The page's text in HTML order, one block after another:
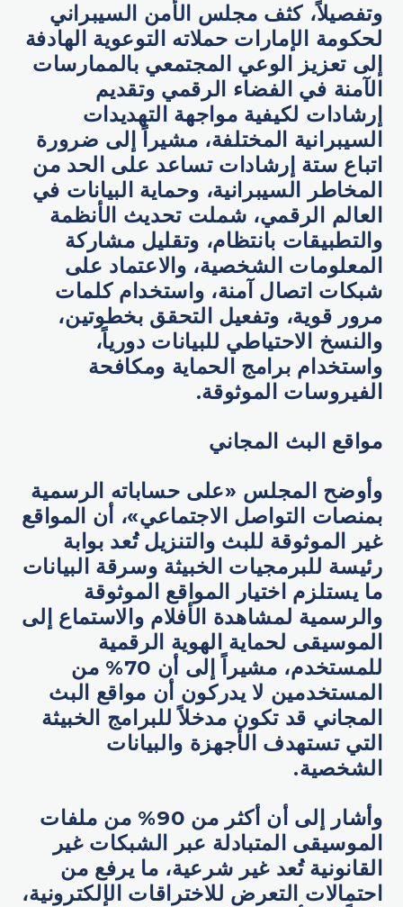
وتفصيلاً، كثف مجلس الأمن السيبراني
لحكومة الإمارات حملاته التوعوية الهادفة
إلى تعزيز الوعي المجتمعي بالممارسات
الآمنة في الفضاء الرقمي وتقديم
إرشادات لكيفية مواجهة التهديدات
السيبرانية المختلفة، مشيراً إلى ضرورة
اتباع ستة إرشادات تساعد على الحد من
المخاطر السيبرانية، وحماية البيانات في
العالم الرقمي، شملت تحديث الأنظمة
والتطبيقات بانتظام، وتقليل مشاركة
المعلومات الشخصية، والاعتماد على
شبكات اتصال آمنة، واستخدام كلمات
مرور قوية، وتفعيل التحقق بخطوتين،
والنسخ الاحتياطي للبيانات دورياً،
واستخدام برامج الحماية ومكافحة
الفيروسات الموثوقة.
مواقع البث المجاني
وأوضح المجلس «على حساباته الرسمية
بمنصات التواصل الاجتماعي»، أن المواقع
غير الموثوقة للبث والتنزيل تُعد بوابة
رئيسة للبرمجيات الخبيثة وسرقة البيانات
ما يستلزم اختيار المواقع الموثوقة
والرسمية لمشاهدة الأفلام والاستماع إلى
الموسيقى لحماية الهوية الرقمية
للمستخدم، مشيراً إلى أن 70% من
المستخدمين لا يدركون أن مواقع البث
المجاني قد تكون مدخلاً للبرامج الخبيثة
التي تستهدف الأجهزة والبيانات
الشخصية.
وأشار إلى أن أكثر من 90% من ملفات
الموسيقى المتبادلة عبر الشبكات غير
القانونية تُعد غير شرعية، ما يرفع من
احتمالات التعرض للاختراقات الإلكترونية،